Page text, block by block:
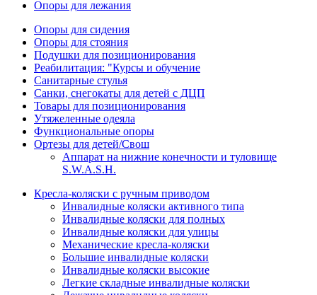
Опоры для лежания
Опоры для сидения
Опоры для стояния
Подушки для позиционирования
Реабилитация: "Курсы и обучение
Санитарные стулья
Санки, снегокаты для детей с ДЦП
Товары для позиционирования
Утяжеленные одеяла
Функциональные опоры
Ортезы для детей/Свош
Аппарат на нижние конечности и туловище
S.W.A.S.H.
Кресла-коляски с ручным приводом
Инвалидные коляски активного типа
Инвалидные коляски для полных
Инвалидные коляски для улицы
Механические кресла-коляски
Большие инвалидные коляски
Инвалидные коляски высокие
Легкие складные инвалидные коляски